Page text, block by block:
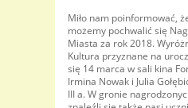
Miło nam poinformować,
możemy pochwalić się
Miasta za rok 2018.
Kultura przyznane na
się 14 marca w sali kina
Irmina Nowak i Julia
III a. W gronie